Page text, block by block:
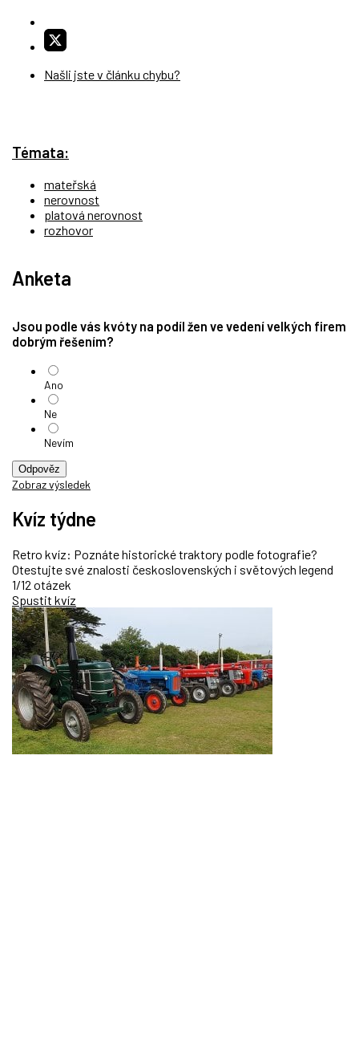
Našli jste v článku chybu?
Témata:
mateřská
nerovnost
platová nerovnost
rozhovor
Anketa
Jsou podle vás kvóty na podíl žen ve vedení velkých firem
dobrým řešením?
Ano
Ne
Nevím
Odpověz
Zobraz výsledek
Kvíz týdne
Retro kvíz: Poznáte historické traktory podle fotografie?
Otestujte své znalosti československých i světových legend
1/12 otázek
Spustit kvíz